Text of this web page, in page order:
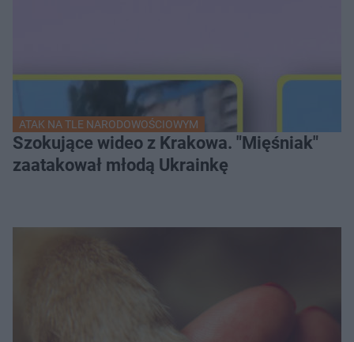
ATAK NA TLE NARODOWOŚCIOWYM
Szokujące wideo z Krakowa. "Mięśniak"
zaatakował młodą Ukrainkę